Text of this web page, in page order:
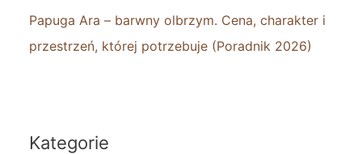
Papuga Ara – barwny olbrzym. Cena, charakter i
przestrzeń, której potrzebuje (Poradnik 2026)
Kategorie